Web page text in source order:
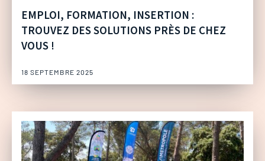
EMPLOI, FORMATION, INSERTION :
TROUVEZ DES SOLUTIONS PRÈS DE CHEZ
VOUS !
18 SEPTEMBRE 2025